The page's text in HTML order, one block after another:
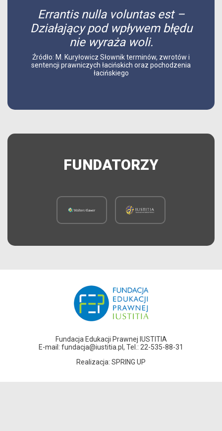
Errantis nulla voluntas est –
Działający pod wpływem błędu
nie wyraża woli.
Źródło: M. Kuryłowicz Słownik terminów, zwrotów i
sentencji prawniczych łacińskich oraz pochodzenia
łacińskiego
FUNDATORZY
Fundacja Edukacji Prawnej IUSTITIA
E-mail: fundacja@iustitia.pl, Tel.: 22-535-88-31
Realizacja: SPRING UP